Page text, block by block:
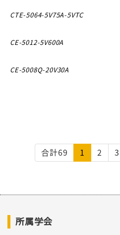
CTE-5064-5V75A-5VTC
CE-5012-5V600A
CE-5008Q-20V30A
合計69 1 2 3
所属学会